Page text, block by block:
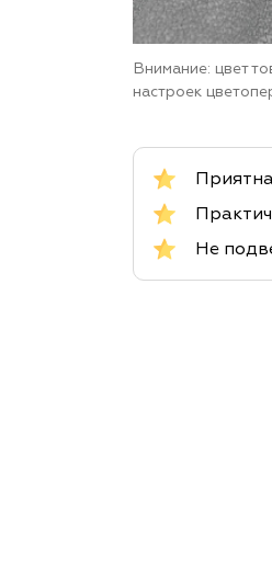
Внимание: цвет
настроек
Не